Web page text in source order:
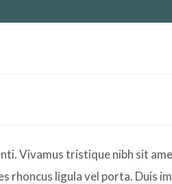
Vivamus tristique nibh sit
rhoncus ligula vel porta. Duis